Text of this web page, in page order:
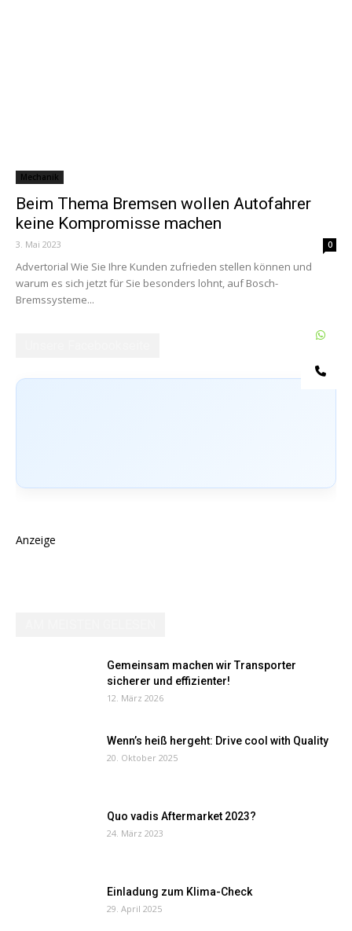
Mechanik
Beim Thema Bremsen wollen Autofahrer
keine Kompromisse machen
3. Mai 2023 0
Advertorial Wie Sie Ihre Kunden zufrieden stellen können und
warum es sich jetzt für Sie besonders lohnt, auf Bosch-
Bremssysteme...
Anzeige
Gemeinsam machen wir Transporter
sicherer und effizienter!
12. März 2026
Wenn’s heiß hergeht: Drive cool with Quality
20. Oktober 2025
Quo vadis Aftermarket 2023?
24. März 2023
Einladung zum Klima-Check
29. April 2025